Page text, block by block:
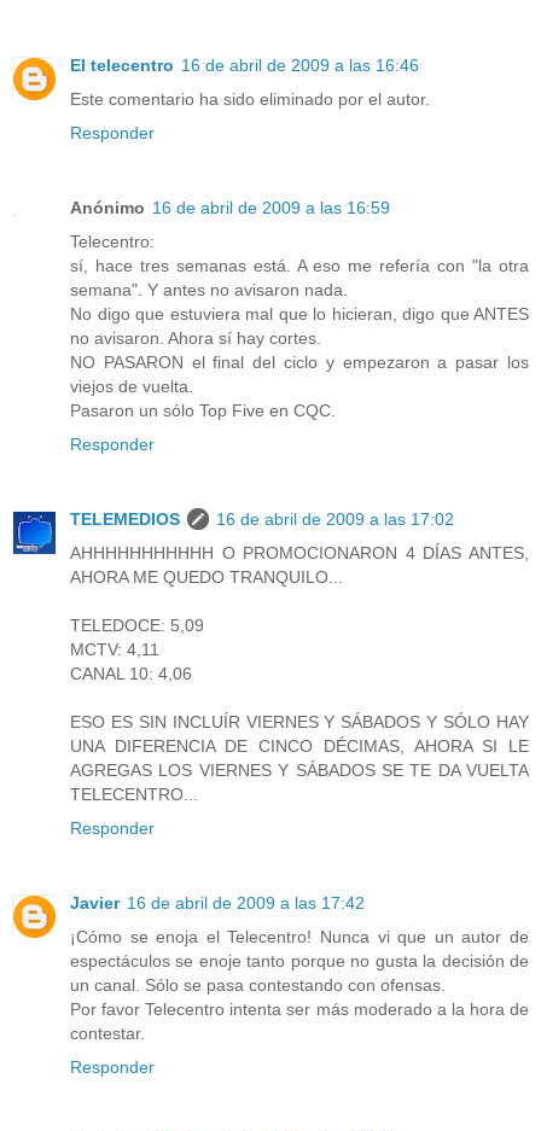
El telecentro 16 de abril de 2009 a las 16:46
Este comentario ha sido eliminado por el autor.
Responder
Anónimo 16 de abril de 2009 a las 16:59
Telecentro:
sí, hace tres semanas está. A eso me refería con "la otra
semana". Y antes no avisaron nada.
No digo que estuviera mal que lo hicieran, digo que ANTES
no avisaron. Ahora sí hay cortes.
NO PASARON el final del ciclo y empezaron a pasar los
viejos de vuelta.
Pasaron un sólo Top Five en CQC.
Responder
TELEMEDIOS
16 de abril de 2009 a las 17:02
AHHHHHHHHHHH O PROMOCIONARON 4 DÍAS ANTES,
AHORA ME QUEDO TRANQUILO...
TELEDOCE: 5,09
MCTV: 4,11
CANAL 10: 4,06
ESO ES SIN INCLUÍR VIERNES Y SÁBADOS Y SÓLO HAY
UNA DIFERENCIA DE CINCO DÉCIMAS, AHORA SI LE
AGREGAS LOS VIERNES Y SÁBADOS SE TE DA VUELTA
TELECENTRO...
Responder
Javier 16 de abril de 2009 a las 17:42
¡Cómo se enoja el Telecentro! Nunca vi que un autor de
espectáculos se enoje tanto porque no gusta la decisión de
un canal. Sólo se pasa contestando con ofensas.
Por favor Telecentro intenta ser más moderado a la hora de
contestar.
Responder